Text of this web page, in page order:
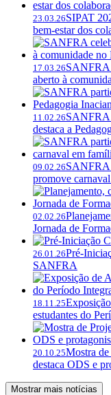
23.03.26SIPAT
bem-estar dos
17.03.26SANFRA
aberto à
11.02.26SANFRA
destaca a
09.02.26SANFRA
promove
02.02.26
Jornada de
26.01.26Pré-
SANFRA
18.11.25
estudantes do
20.10.25Mostra
destaca ODS e
Mostrar mais notícias